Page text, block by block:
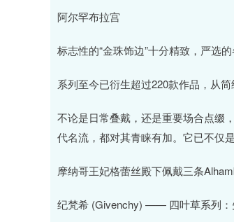
阿尔罕布拉宫
标志性的“金珠饰边”十分精致，严选
系列至今已衍生超过220款作品，从
不论是日常叠戴，还是重要场合点缀
代名流，都对其青睐有加。它已不仅
摩纳哥王妃格蕾丝殿下佩戴三条
纪梵希 (Givenchy) —— 四叶草系列：